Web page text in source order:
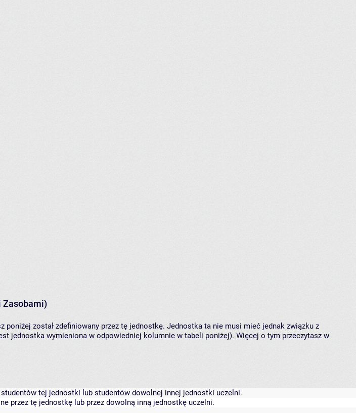
Zasobami)
poniżej został zdefiniowany przez tę jednostkę. Jednostka ta nie musi mieć jednak związku z
jednostka wymieniona w odpowiedniej kolumnie w tabeli poniżej). Więcej o tym przeczytasz w
tej jednostki lub studentów dowolnej innej jednostki uczelni.
przez tę jednostkę lub przez dowolną inną jednostkę uczelni.